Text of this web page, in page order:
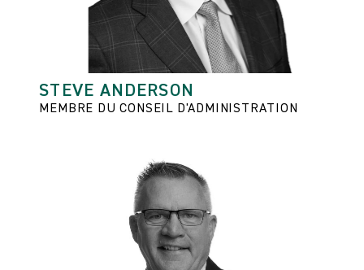
STEVE ANDERSON
MEMBRE DU CONSEIL D'ADMINISTRATION